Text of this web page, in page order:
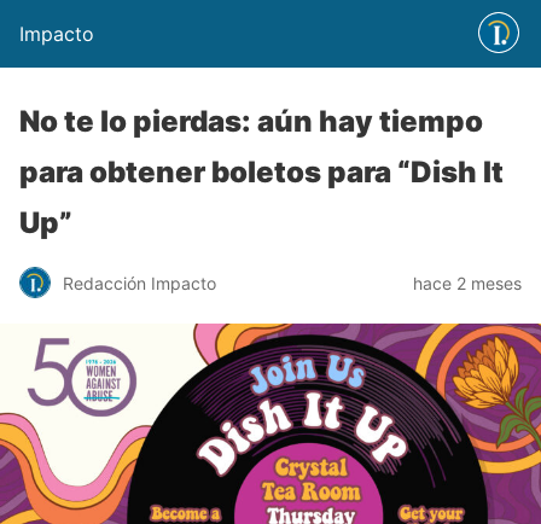
Impacto
No te lo pierdas: aún hay tiempo
para obtener boletos para “Dish It
Up”
Redacción Impacto hace 2 meses